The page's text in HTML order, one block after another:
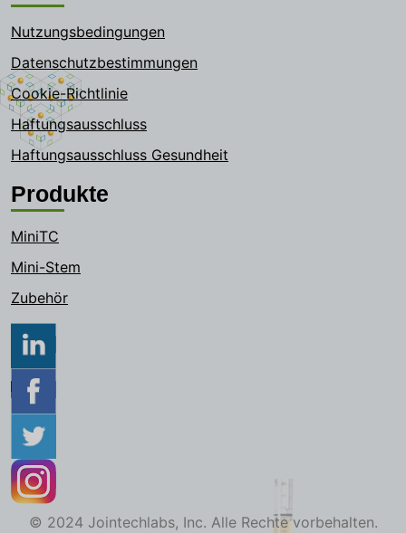
Nutzungsbedingungen
Datenschutzbestimmungen
Cookie-Richtlinie
Haftungsausschluss
Haftungsausschluss Gesundheit
Produkte
MiniTC
Mini-Stem
Zubehör
© 2024 Jointechlabs, Inc. Alle Rechte vorbehalten.